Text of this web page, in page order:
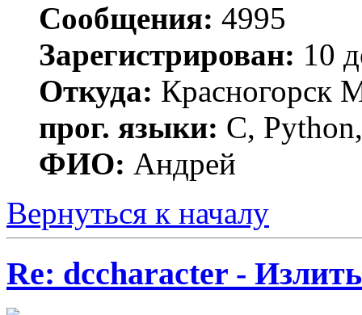
Сообщения: 4995
Зарегистрирован: 10
Откуда: Красногорск
прог. языки: C,
ФИО: Андрей
Вернуться к началу
Re: dccharacter -